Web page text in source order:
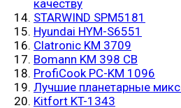
качеству
STARWIND SPM5181
Hyundai HYM-S6551
Clatronic KM 3709
Bomann KM 398 CB
ProfiCook PC-KM 1096
Лучшие планетарные
Kitfort KT-1343